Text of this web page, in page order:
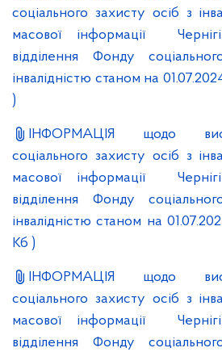
соціального захисту осіб з
масової інформації
відділення Фонду
інвалідністю станом на
)
ІНФОРМАЦІЯ щодо
соціального захисту осіб з
масової інформації
відділення Фонду
інвалідністю станом на
Кб )
ІНФОРМАЦІЯ щодо
соціального захисту осіб з
масової інформації
відділення Фонду